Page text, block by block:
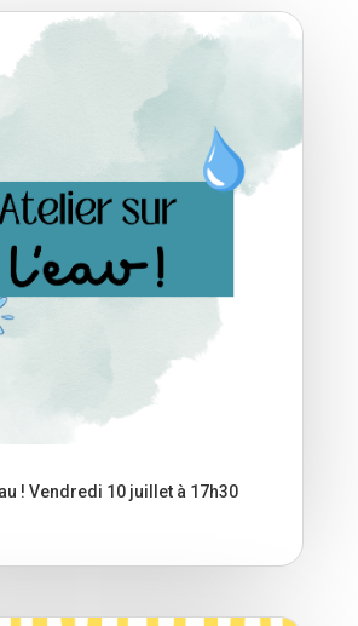
! Vendredi 10 juillet à 17h30